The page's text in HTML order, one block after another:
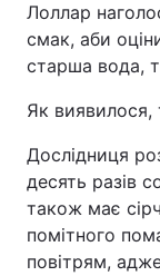
Лоллар
смак, аби
старша вода,
Як
Дослідниця
десять разів
також має
помітного
повітрям,